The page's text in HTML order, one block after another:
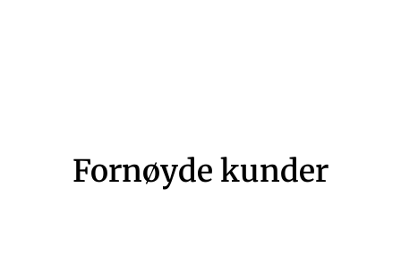
Fornøyde kunder